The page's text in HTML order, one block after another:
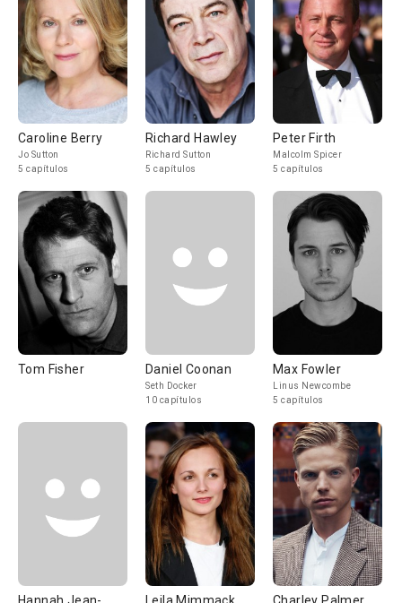
Caroline Berry
Jo Sutton
5 capítulos
Richard Hawley
Richard Sutton
5 capítulos
Peter Firth
Malcolm Spicer
5 capítulos
Tom Fisher Daniel Coonan
Seth Docker
10 capítulos
Max Fowler
Linus Newcombe
5 capítulos